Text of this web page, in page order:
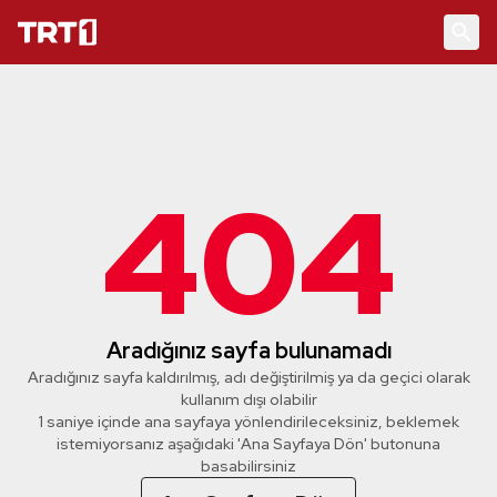
404
Aradığınız sayfa bulunamadı
Aradığınız sayfa kaldırılmış, adı değiştirilmiş ya da geçici olarak
kullanım dışı olabilir
1 saniye içinde ana sayfaya yönlendirileceksiniz, beklemek
istemiyorsanız aşağıdaki 'Ana Sayfaya Dön' butonuna
basabilirsiniz